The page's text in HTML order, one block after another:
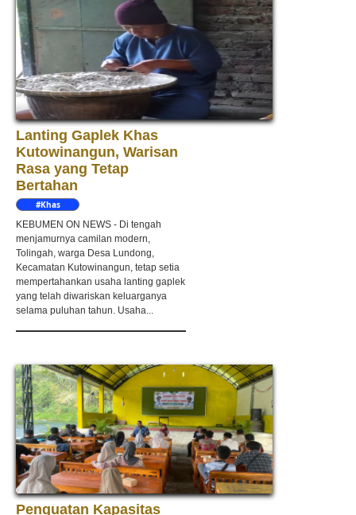
Lanting Gaplek Khas
Kutowinangun, Warisan
Rasa yang Tetap
Bertahan
#Khas
KEBUMEN ON NEWS - Di tengah
menjamurnya camilan modern,
Tolingah, warga Desa Lundong,
Kecamatan Kutowinangun, tetap setia
mempertahankan usaha lanting gaplek
yang telah diwariskan keluarganya
selama puluhan tahun. Usaha...
Penguatan Kapasitas